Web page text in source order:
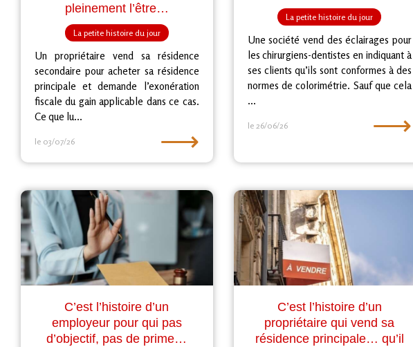
pleinement l’être…
La petite histoire du jour
Un propriétaire vend sa résidence
secondaire pour acheter sa résidence
principale et demande l’exonération
fiscale du gain applicable dans ce cas.
Ce que lu...
le 03/07/26 ⟶
La petite histoire du jour
Une société vend des éclairages pour
les chirurgiens-dentistes en indiquant à
ses clients qu’ils sont conformes à des
normes de colorimétrie. Sauf que cela
...
le 26/06/26 ⟶
C’est l’histoire d’un
employeur pour qui pas
d’objectif, pas de prime…
C’est l’histoire d’un
propriétaire qui vend sa
résidence principale… qu’il